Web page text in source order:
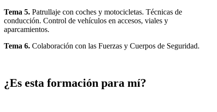
Tema 5. Patrullaje con coches y motocicletas. Técnicas de
conducción. Control de vehículos en accesos, viales y
aparcamientos.
Tema 6. Colaboración con las Fuerzas y Cuerpos de Seguridad.
¿Es esta formación para mí?